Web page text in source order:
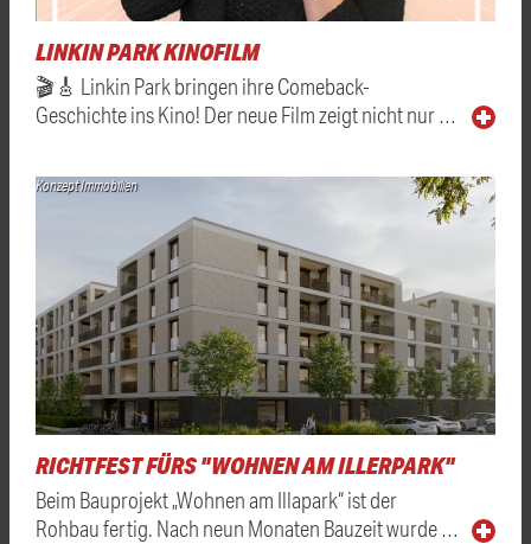
LINKIN PARK KINOFILM
🎬🎸 Linkin Park bringen ihre Comeback-
Geschichte ins Kino! Der neue Film zeigt nicht nur …
Konzept Immobilien
RICHTFEST FÜRS "WOHNEN AM ILLERPARK"
Beim Bauprojekt „Wohnen am Illapark“ ist der
Rohbau fertig. Nach neun Monaten Bauzeit wurde …